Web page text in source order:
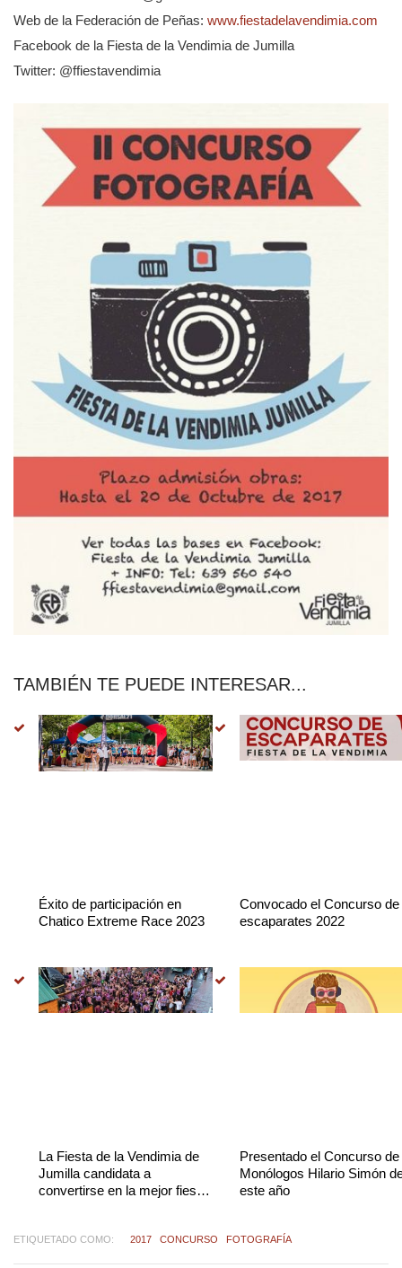
Web de la Federación de Peñas: www.fiestadelavendimia.com
Facebook de la Fiesta de la Vendimia de Jumilla
Twitter: @ffiestavendimia
TAMBIÉN TE PUEDE INTERESAR...
Éxito de participación en
Chatico Extreme Race 2023
Convocado el Concurso de
escaparates 2022
La Fiesta de la Vendimia de
Jumilla candidata a
convertirse en la mejor fiesta
Presentado el Concurso de
Monólogos Hilario Simón
este año
ETIQUETADO COMO: 2017 CONCURSO FOTOGRAFÍA